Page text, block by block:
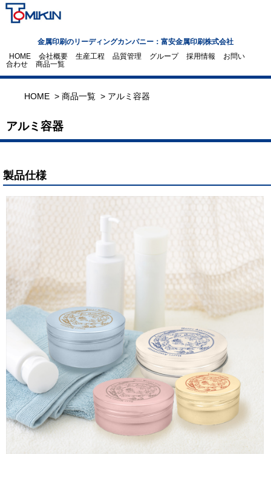
金属印刷のリーディングカンパニー：富安金属印刷株式会社
HOME 会社概要 生産工程 品質管理 グループ 採用情報
お問い
合わせ
商品一覧
HOME > 商品一覧 > アルミ容器
アルミ容器
製品仕様